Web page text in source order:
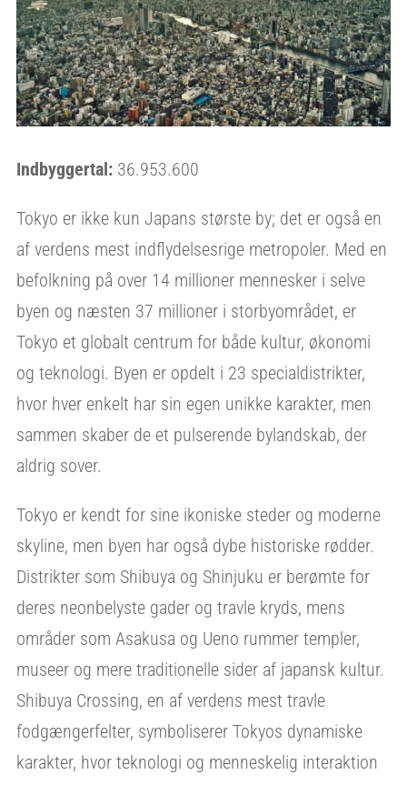
Indbyggertal:36.953.600
Tokyo er ikke kun Japans største by; det er også en
af verdens mest indflydelsesrige metropoler. Med en
befolkning på over 14 millioner mennesker i selve
byen og næsten 37 millioner i storbyområdet, er
Tokyo et globalt centrum for både kultur, økonomi
og teknologi. Byen er opdelt i 23 specialdistrikter,
hvor hver enkelt har sin egen unikke karakter, men
sammen skaber de et pulserende bylandskab, der
aldrig sover.
Tokyo er kendt for sine ikoniske steder og moderne
skyline, men byen har også dybe historiske rødder.
Distrikter som Shibuya og Shinjuku er berømte for
deres neonbelyste gader og travle kryds, mens
områder som Asakusa og Ueno rummer templer,
museer og mere traditionelle sider af japansk kultur.
Shibuya Crossing, en af verdens mest travle
fodgængerfelter, symboliserer Tokyos dynamiske
karakter, hvor teknologi og menneskelig interaktion